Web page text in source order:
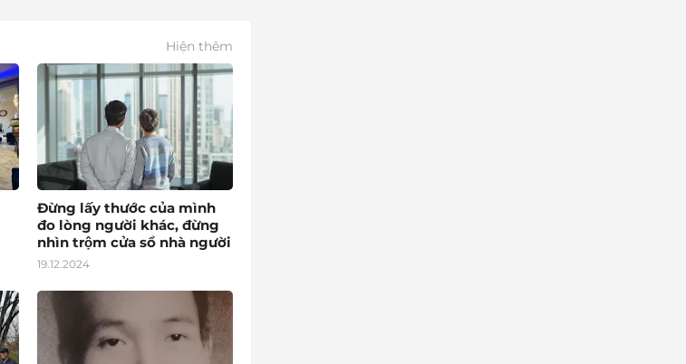
Hiện thêm
Đừng lấy thước của mình
đo lòng người khác, đừng
nhìn trộm cửa sổ nhà người
19.12.2024